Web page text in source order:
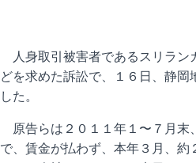
人身取引被害者であるスリラン
どを求めた訴訟で、１６日、静
した。
原告らは２０１１年１〜７月末
で、賃金が払わず、本年３月、